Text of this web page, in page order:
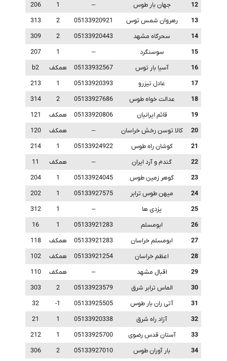
12
جهان بار طوس –
1
206
13
رهروان شمس توس 05133920921
2
313
14
سحرگاه مشهد 05133920443
2
309
15
سوسنگرد –
1
207
16
آسیا بار توس 05133932567 همکف
b2
17
عادل تیزرو 05133920393
1
213
18
عدالت خواه طوس 05133927686
2
314
19
قائم ایرانیان 05133920806 همکف
121
20
کالا توسن رخش خراسان – همکف
120
21
کوشان راه طوس 05133924922
1
214
22
گندم و آرد ایران – همکف
11
23
گوهر زمین طوس 05133924045
1
204
24
میهن طوس ترابر 05133927575
1
202
25
یزدی ها –
1
312
26
ابومسلم 05133921283
1
16
27
ابومسلم خراسان 05133921283 همکف
118
28
اعظم خراسان 05133921254 همکف
102
29
اقبال مشهد – همکف
110
30
الماس ترابر شرق 05133923579
2
303
31
آتی ران بار طوس 05133925505
1-
32
32
آزاد راه شرق 05133920338
1
21
33
آستان قدس رضوی 05133925700
1
212
34
بار آوران طوس 05133927010
2
306